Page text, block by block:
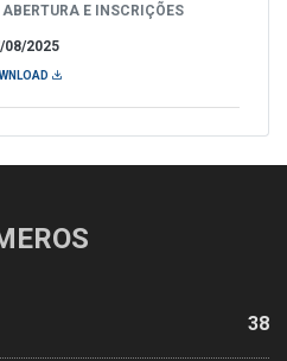
08/2025
E INSCRIÇÕES
38